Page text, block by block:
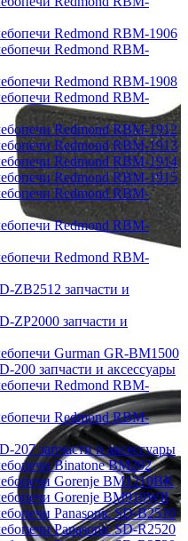
Redmond RBM-1906
Redmond RBM-
Redmond RBM-1908
Redmond RBM-
Redmond RBM-1912
Redmond RBM-1913
Redmond RBM-1914
Redmond RBM-1915
Redmond RBM-
Redmond RBM-
Redmond RBM-
ZB2512 запчасти и
ZP2000 запчасти и
Gurman GR-BM1500
200 запчасти и аксессуары
Redmond RBM-
Redmond RBM-
207 запчасти и аксессуары
Binatone BM202
Gorenje BM1210BK
Gorenje BM910WII
Panasonic SD-B2510
Panasonic SD-R2520